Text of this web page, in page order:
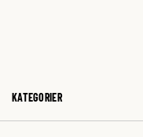
KATEGORIER